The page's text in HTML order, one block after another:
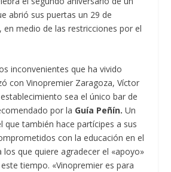
abrió sus puertas un 29 de
en medio de las restricciones por el
inconvenientes que ha vivido
con Vinopremier Zaragoza, Víctor
sea el único bar de
por la Guía Peñín. Un
que también hace partícipes a sus
con la educación en el
los que quiere agradecer el «apoyo»
tiempo. «Vinopremier es para